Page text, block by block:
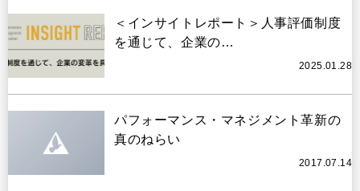
＜インサイトレポート＞人事評価制度
を通じて、企業の…
2025.01.28
パフォーマンス・マネジメント革新の
真のねらい
2017.07.14